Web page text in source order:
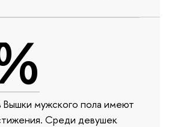
Вышки мужского пола имеют
Среди девушек